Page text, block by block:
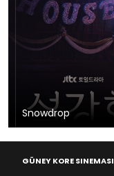
Snowdrop
GÜNEY KORE SINEMASI